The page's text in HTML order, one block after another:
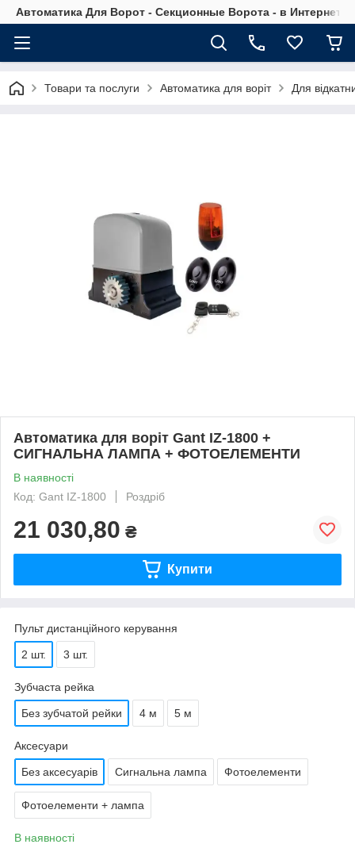
Автоматика Для Ворот - Секционные Ворота - в Интернет
Товари та послуги Автоматика для воріт Для
Автоматика для воріт Gant IZ-1800 +
СИГНАЛЬНА ЛАМПА + ФОТОЕЛЕМЕНТИ
В наявності
Код: Gant IZ-1800
Роздріб
21 030,80 ₴
Купити
Пульт дистанційного керування
2 шт. 3 шт.
Зубчаста рейка
Без зубчатой рейки 4 м 5 м
Аксесуари
Без аксесуарів Сигнальна лампа Фотоелементи
Фотоелементи + лампа
В наявності